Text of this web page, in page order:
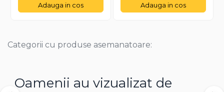
Adauga in cos Adauga in cos
Categorii cu produse asemanatoare:
Oamenii au vizualizat de